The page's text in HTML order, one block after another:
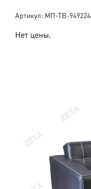
Артикул: МП-ТВ-949224
Нет цены.